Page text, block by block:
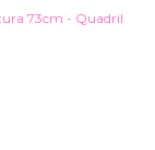
73cm - Quadril